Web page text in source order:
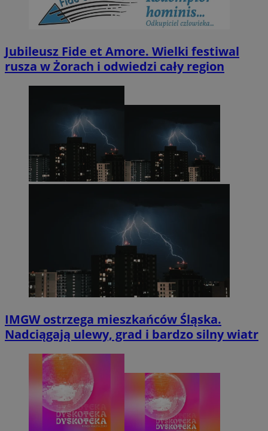
Jubileusz Fide et Amore. Wielki festiwal
rusza w Żorach i odwiedzi cały region
IMGW ostrzega mieszkańców Śląska.
Nadciągają ulewy, grad i bardzo silny wiatr